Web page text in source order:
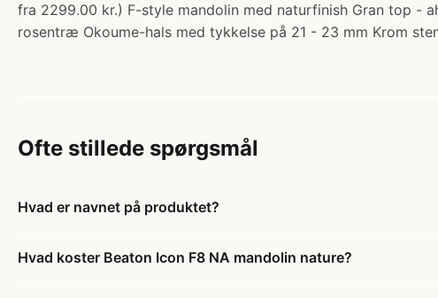
fra 2299.00 kr.) F-style mandolin med naturfinish Gran top -
rosentræ Okoume-hals med tykkelse på 21 - 23 mm Krom
Ofte stillede spørgsmål
Hvad er navnet på produktet?
Hvad koster Beaton Icon F8 NA mandolin nature?